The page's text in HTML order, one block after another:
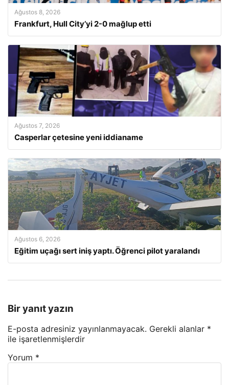
Ağustos 8, 2026
Frankfurt, Hull City’yi 2-0 mağlup etti
Ağustos 7, 2026
Casperlar çetesine yeni iddianame
Ağustos 6, 2026
Eğitim uçağı sert iniş yaptı. Öğrenci pilot yaralandı
Bir yanıt yazın
E-posta adresiniz yayınlanmayacak. Gerekli alanlar *
ile işaretlenmişlerdir
Yorum *